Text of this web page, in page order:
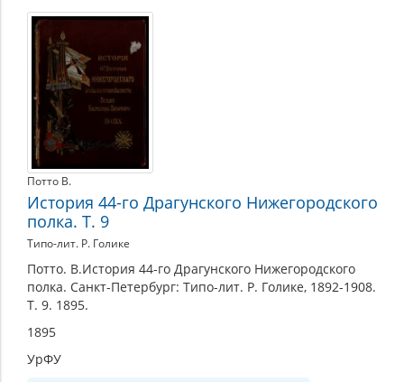
Потто В.
История 44-го Драгунского Нижегородского
полка. Т. 9
Типо-лит. Р. Голике
Потто. В.История 44-го Драгунского Нижегородского
полка. Санкт-Петербург: Типо-лит. Р. Голике, 1892-1908.
Т. 9. 1895.
1895
УрФУ